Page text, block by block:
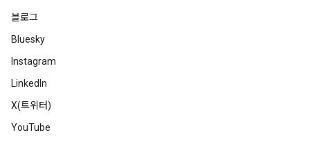
블로그
Bluesky
Instagram
LinkedIn
X(트위터)
YouTube